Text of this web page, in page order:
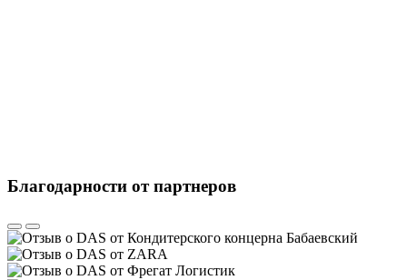
Благодарности от партнеров